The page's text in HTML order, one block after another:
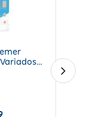
obter alívio e